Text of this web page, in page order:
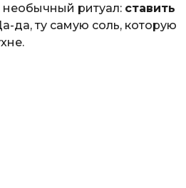
необычный ритуал: ставить
да, ту самую соль, которую